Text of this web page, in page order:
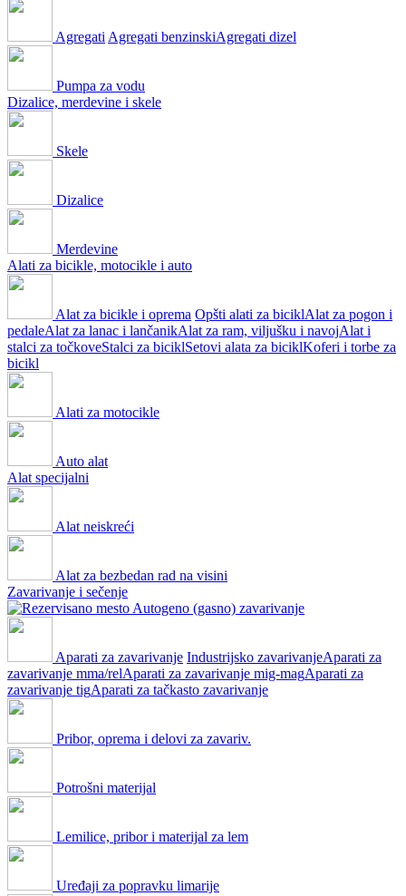
Agregati Agregati benzinskiAgregati dizel
Pumpa za vodu
Dizalice, merdevine i skele
Skele
Dizalice
Merdevine
Alati za bicikle, motocikle i auto
Alat za bicikle i oprema Opšti alati za biciklAlat za pogon i
pedaleAlat za lanac i lančanikAlat za ram, viljušku i navojAlat i
stalci za točkoveStalci za biciklSetovi alata za biciklKoferi i torbe za
bicikl
Alati za motocikle
Auto alat
Alat specijalni
Alat neiskreći
Alat za bezbedan rad na visini
Zavarivanje i sečenje
Autogeno (gasno) zavarivanje
Aparati za zavarivanje Industrijsko zavarivanjeAparati za
zavarivanje mma/relAparati za zavarivanje mig-magAparati za
zavarivanje tigAparati za tačkasto zavarivanje
Pribor, oprema i delovi za zavariv.
Potrošni materijal
Lemilice, pribor i materijal za lem
Uređaji za popravku limarije